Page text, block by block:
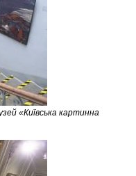
«Київська картинна